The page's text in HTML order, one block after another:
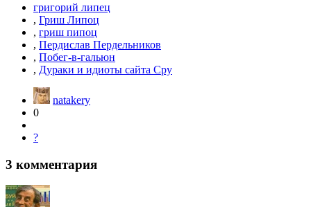
григорий липец
, Гриш Липоц
, гриш пипоц
, Пердислав Пердельников
, Побег-в-гальюн
, Дураки и идиоты сайта Сру
natakery
0
?
3 комментария